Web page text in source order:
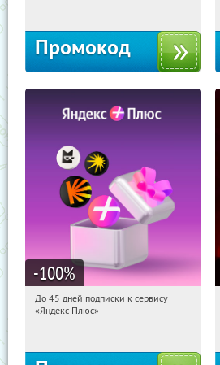
Промокод
-100%
06:26:24 Получили:
До 45 дней подписки к сервису
«Яндекс Плюс»